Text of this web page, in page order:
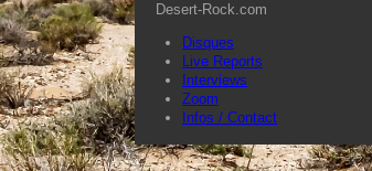
Desert-Rock.com
Disques
Live Reports
Interviews
Zoom
Infos / Contact